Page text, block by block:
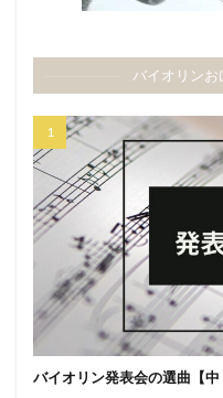
バイオリンお
バイオリン発表会の選曲【中